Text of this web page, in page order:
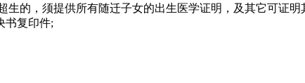
的，须提供所有随迁子女的出生医学证明，及其它可证
书复印件;